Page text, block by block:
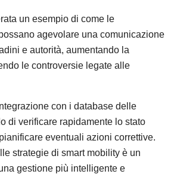
un esempio di come le
agevolare una comunicazione
e autorità, aumentando la
le controversie legate alle
con i database delle
di verificare rapidamente lo stato
eventuali azioni correttive.
strategie di smart mobility è un
gestione più intelligente e